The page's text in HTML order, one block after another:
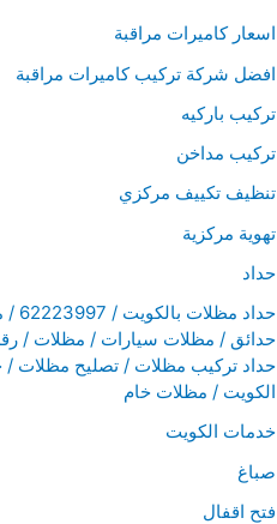
اسعار كاميرات مراقبة
افضل شركة تركيب كاميرات مراقبة
تركيب باركيه
تركيب مداخن
تنظيف تكييف مركزي
تهوية مركزية
حداد
حداد
حدائق / مظلات سيارات / مظلات /
حداد تركيب مظلات / تصليح مظلات /
الكويت / مظلات خام
خدمات الكويت
صباغ
فتح اقفال